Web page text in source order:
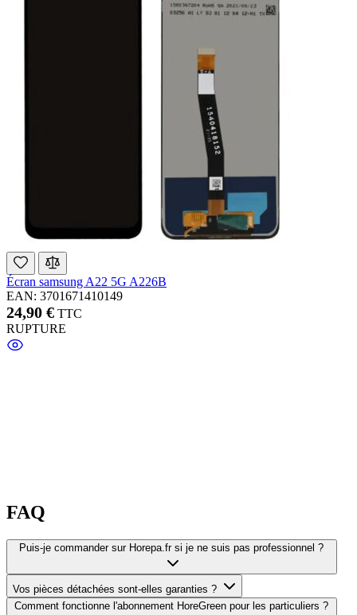
Écran samsung A22 5G A226B
EAN: 3701671410149
24,90 € TTC
RUPTURE
FAQ
Puis-je commander sur Horepa.fr si je ne suis pas professionnel ?
Vos pièces détachées sont-elles garanties ?
Comment fonctionne l'abonnement HoreGreen pour les particuliers ?